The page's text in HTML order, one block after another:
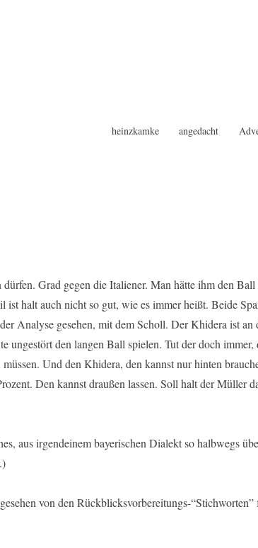
heinzkamke angedacht
Grad gegen die Italiener. Man hätte ihm den
ist halt auch nicht so gut, wie es immer heißt. Beide
Analyse gesehen, mit dem Scholl. Der Khidera ist
ungestört den langen Ball spielen. Tut der doch
Und den Khidera, den kannst nur hinten
Den kannst draußen lassen. Soll halt der Müller
aus irgendeinem bayerischen Dialekt so halbwegs
von den Rückblicksvorbereitungs-“Stichworten”